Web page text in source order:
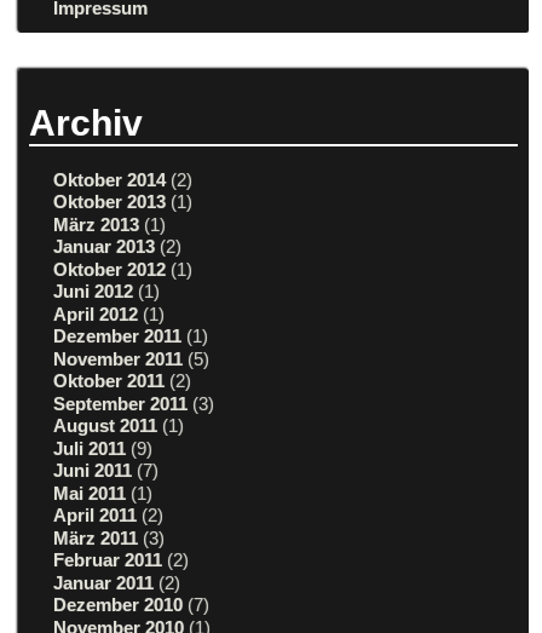
Impressum
Archiv
Oktober 2014(2)
Oktober 2013 (1)
März 2013 (1)
Januar 2013 (2)
Oktober 2012 (1)
Juni 2012 (1)
April 2012 (1)
Dezember 2011 (1)
November 2011 (5)
Oktober 2011 (2)
September 2011 (3)
August 2011 (1)
Juli 2011 (9)
Juni 2011 (7)
Mai 2011 (1)
April 2011 (2)
März 2011 (3)
Februar 2011 (2)
Januar 2011 (2)
Dezember 2010 (7)
November 2010 (1)